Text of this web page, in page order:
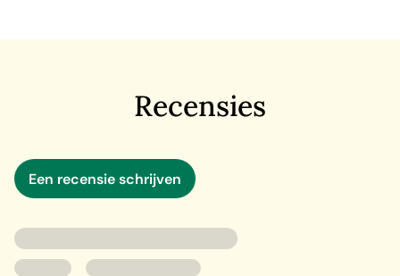
apothekersmoorden die tweehonderd jaar geleden
plaatsvonden. Maar als ze op onderzoek uitgaat, heeft
‘Een echte pageturner, waarmee je je even in Londen
waant. Een mustread!’Chicklit
‘Sarah Penner verweeft op ingenieuze wijze het verhaal
van drie heldinnen, verdeeld over twee tijdlijnen. Een
Recensies
Een recensie schrijven